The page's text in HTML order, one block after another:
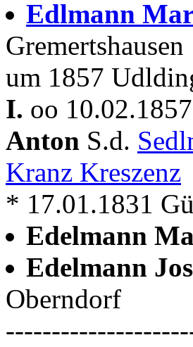
Edlmann
Gremertshausen
um 1857
I. oo
Anton S.d.
Kranz Kreszenz
* 17.01.1831
Edelmann
Edelmann
Oberndorf